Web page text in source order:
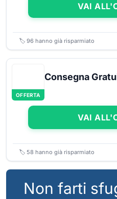
VAI
🏷️ 96 hanno già risparmiato
OFFERTA
Consegna
VAI
🏷️ 58 hanno già risparmiato
Non farti